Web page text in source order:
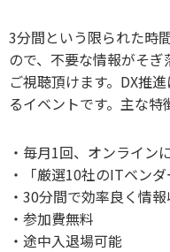
3分間という限られた時
ので、不要な情報がそ
ご視聴頂けます。DX推
るイベントです。主な特
・毎月1回、オンライン
・「厳選10社のITベン
・30分間で効率良く情
・参加費無料
・途中入退場可能